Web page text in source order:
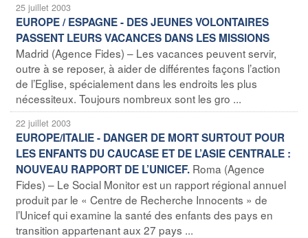
25 juillet 2003
EUROPE / ESPAGNE - DES JEUNES VOLONTAIRES
PASSENT LEURS VACANCES DANS LES MISSIONS
Madrid (Agence Fides) – Les vacances peuvent servir,
outre à se reposer, à aider de différentes façons l’action
de l’Eglise, spécialement dans les endroits les plus
nécessiteux. Toujours nombreux sont les gro ...
22 juillet 2003
EUROPE/ITALIE - DANGER DE MORT SURTOUT POUR
LES ENFANTS DU CAUCASE ET DE L’ASIE CENTRALE :
NOUVEAU RAPPORT DE L’UNICEF. Roma (Agence
Fides) – Le Social Monitor est un rapport régional annuel
produit par le « Centre de Recherche Innocents » de
l’Unicef qui examine la santé des enfants des pays en
transition appartenant aux 27 pays ...